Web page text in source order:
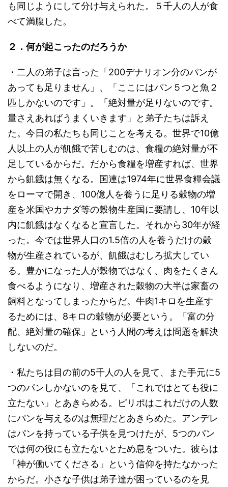
も同じようにして分け与えられた。５千人の人が食
べて満腹した。
２．何が起こったのだろうか
・二人の弟子は言った「200デナリオン分のパンが
あっても足りません」、「ここにはパン５つと魚２
匹しかないのです」。「絶対量が足りないのです。
量さえあればうまくいきます」と弟子たちは訴え
た。今日の私たちも同じことを考える。世界で10億
人以上の人が飢餓で苦しむのは、食糧の絶対量が不
足しているからだ。だから食糧を増産すれば、世界
から飢餓は無くなる。国連は1974年に世界食糧会議
をローマで開き、100億人を養うに足りる穀物の増
産を米国やカナダ等の穀物生産国に要請し、10年以
内に飢餓はなくなると宣言した。それから30年が経
った。今では世界人口の1.5倍の人を養うだけの穀
物が生産されているが、飢餓はむしろ拡大してい
る。豊かになった人が穀物ではなく、肉をたくさん
食べるようになり、増産された穀物の大半は家畜の
飼料となってしまったからだ。牛肉1キロを生産す
るためには、8キロの穀物が必要という。「富の分
配、絶対量の確保」という人間の考えは問題を解決
しないのだ。
・私たちは目の前の5千人の人を見て、また手元に5
つのパンしかないのを見て、「これではとても役に
立たない」とあきらめる。ピリポはこれだけの人数
にパンを与えるのは無理だとあきらめた。アンデレ
はパンを持っている子供を見つけたが、5つのパン
では何の役にも立たないとため息をついた。彼らは
「神が働いてくださる」という信仰を持たなかった
からだ。小さな子供は弟子達が困っているのを見